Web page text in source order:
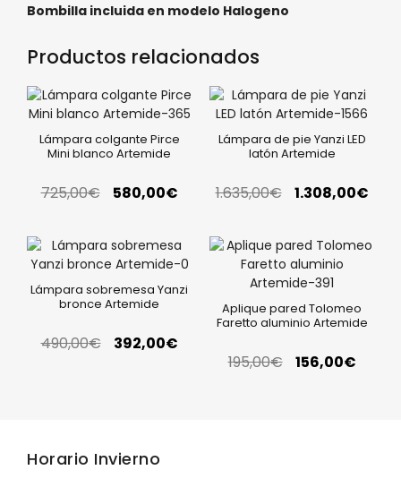
Bombilla incluida en modelo Halogeno
Productos relacionados
Lámpara colgante Pirce
Mini blanco Artemide
725,00€ 580,00€
Lámpara de pie Yanzi LED
latón Artemide
1.635,00€ 1.308,00€
Lámpara sobremesa Yanzi
bronce Artemide
490,00€ 392,00€
Aplique pared Tolomeo
Faretto aluminio Artemide
195,00€ 156,00€
Horario Invierno